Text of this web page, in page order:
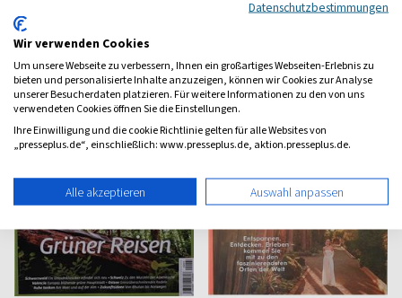
(einmal im Jahr)
Datenschutzbestimmungen
Wir verwenden Cookies
Um unsere Webseite zu verbessern, Ihnen ein großartiges Webseiten-Erlebnis zu
bieten und personalisierte Inhalte anzuzeigen, können wir Cookies zur Analyse
unserer Besucherdaten platzieren. Für weitere Informationen zu den von uns
verwendeten Cookies öffnen Sie die Einstellungen.
Ihre Einwilligung und die cookie Richtlinie gelten für alle Websites von
„presseplus.de“, einschließlich: www.presseplus.de, aktion.presseplus.de.
Alle akzeptieren Auswahl anpassen